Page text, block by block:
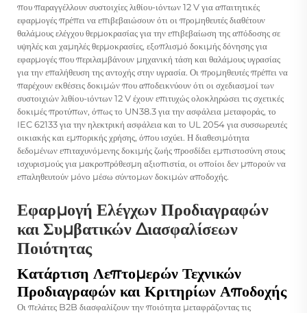
που παραγγέλλουν συστοιχίες λιθίου-ιόντων 12 V για απαιτητικές
εφαρμογές πρέπει να επιβεβαιώσουν ότι οι προμηθευτές διαθέτουν
θαλάμους ελέγχου θερμοκρασίας για την επιβεβαίωση της απόδοσης σε
υψηλές και χαμηλές θερμοκρασίες, εξοπλισμό δοκιμής δόνησης για
εφαρμογές που περιλαμβάνουν μηχανική τάση και θαλάμους υγρασίας
για την επαλήθευση της αντοχής στην υγρασία. Οι προμηθευτές πρέπει να
παρέχουν εκθέσεις δοκιμών που αποδεικνύουν ότι οι σχεδιασμοί των
συστοιχιών λιθίου-ιόντων 12 V έχουν επιτυχώς ολοκληρώσει τις σχετικές
δοκιμές προτύπων, όπως το UN38.3 για την ασφάλεια μεταφοράς, το
IEC 62133 για την ηλεκτρική ασφάλεια και το UL 2054 για συσσωρευτές
οικιακής και εμπορικής χρήσης, όπου ισχύει. Η διαθεσιμότητα
δεδομένων επιταχυνόμενης δοκιμής ζωής προσδίδει εμπιστοσύνη στους
ισχυρισμούς για μακροπρόθεσμη αξιοπιστία, οι οποίοι δεν μπορούν να
επαληθευτούν μόνο μέσω σύντομων δοκιμών αποδοχής.
Εφαρμογή Ελέγχων Προδιαγραφών
και Συμβατικών Διασφαλίσεων
Ποιότητας
Κατάρτιση Λεπτομερών Τεχνικών
Προδιαγραφών και Κριτηρίων Αποδοχής
Οι πελάτες B2B διασφαλίζουν την ποιότητα μεταφράζοντας τις